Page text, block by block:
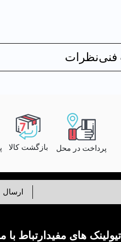
نظرات
پرداخت در محل بازگشت کالا
ارسال
لینک های مفید ارتباط با